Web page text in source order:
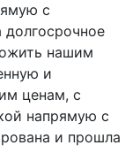
с
нашим
и
ценам, с
напрямую с
и прошла